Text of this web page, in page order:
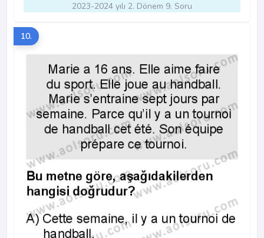
2023-2024 yılı 2. Dönem 9. Soru
10.